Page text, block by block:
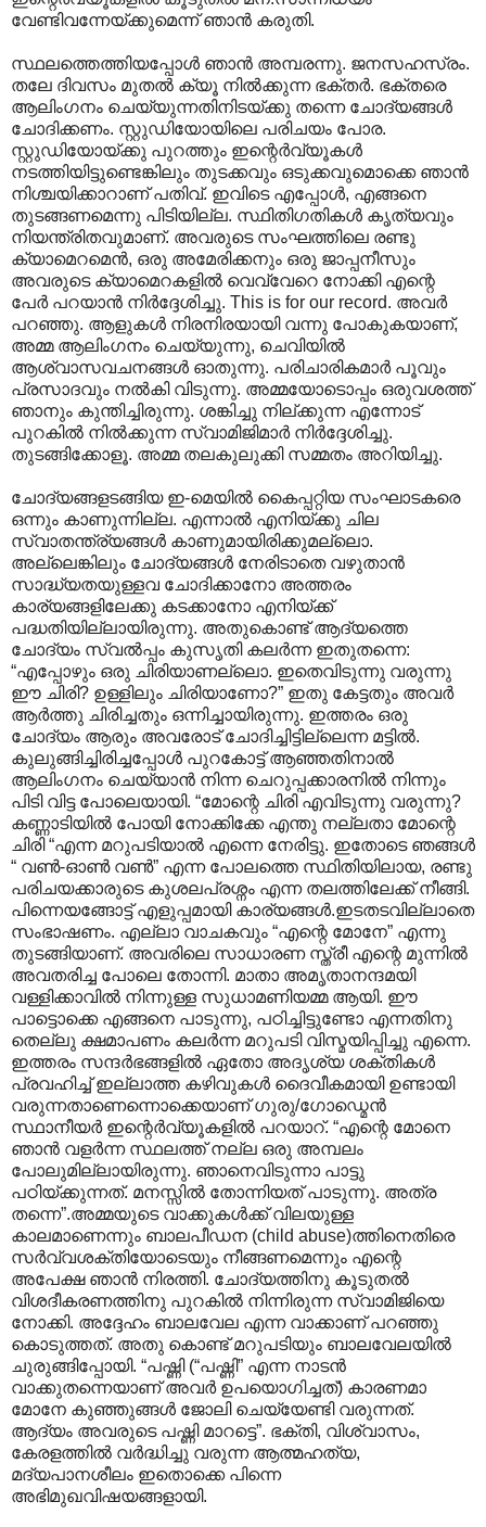
വേണ്ടിവന്നേയ്ക്കുമെന്ന് ഞാന്‍ കരുതി.
സ്ഥലത്തെത്തിയപ്പോള്‍ ഞാന്‍ അമ്പരന്നു. ജനസഹസ്രം.
തലേ ദിവസം മുതല്‍ ക്യൂ നില്‍ക്കുന്ന ഭക്തര്‍. ഭക്തരെ
ആലിംഗനം ചെയ്യുന്നതിനിടയ്ക്കു തന്നെ ചോദ്യങ്ങള്‍
ചോദിക്കണം. സ്റ്റുഡിയോയിലെ പരിചയം പോര.
സ്റ്റുഡിയോയ്ക്കു പുറത്തും ഇന്റെര്‍വ്യൂകള്‍
നടത്തിയിട്ടുണ്ടെങ്കിലും തുടക്കവും ഒടുക്കവുമൊക്കെ ഞാന്‍
നിശ്ചയിക്കാറാണ് പതിവ്. ഇവിടെ എപ്പോള്‍, എങ്ങനെ
തുടങ്ങണമെന്നു പിടിയില്ല. സ്ഥിതിഗതികള്‍ കൃത്യവും
നിയന്ത്രിതവുമാണ്. അവരുടെ സംഘത്തിലെ രണ്ടു
ക്യാമെറമെന്‍, ഒരു അമേരിക്കനും ഒരു ജാപ്പനീസും
അവരുടെ ക്യാമെറകളില്‍ വെവ്വേറെ നോക്കി എന്റെ
പേര്‍ പറയാന്‍ നിര്‍ദ്ദേശിച്ചു. This is for our record. അവര്‍
പറഞ്ഞു. ആളുകള്‍ നിരനിരയായി വന്നു പോകുകയാണ്,
അമ്മ ആലിംഗനം ചെയ്യുന്നു, ചെവിയില്‍
ആശ്വാസവചനങ്ങള്‍ ഓതുന്നു. പരിചാരികമാര്‍ പൂവും
പ്രസാദവും നല്‍കി വിടുന്നു. അമ്മയോടൊപ്പം ഒരുവശത്ത്
ഞാനും കുന്തിച്ചിരുന്നു. ശങ്കിച്ചു നില്ക്കുന്ന എന്നോട്
പുറകില്‍ നില്‍ക്കുന്ന സ്വാമിജിമാര്‍ നിര്‍ദ്ദേശിച്ചു.
തുടങ്ങിക്കോളൂ. അമ്മ തലകുലുക്കി സമ്മതം അറിയിച്ചു.
ചോദ്യങ്ങളടങ്ങിയ ഇ-മെയില്‍ കൈപ്പറ്റിയ സംഘാടകരെ
ഒന്നും കാണുന്നില്ല. എന്നാല്‍ എനിയ്ക്കു ചില
സ്വാതന്ത്ര്യങ്ങള്‍ കാണുമായിരിക്കുമല്ലൊ.
അല്ലെങ്കിലും ചോദ്യങ്ങള്‍ നേരിടാതെ വഴുതാന്‍
സാദ്ധ്യതയുള്ളവ ചോദിക്കാനോ അത്തരം
കാര്യങ്ങളിലേക്കു കടക്കാനോ എനിയ്ക്ക്
പദ്ധതിയില്ലായിരുന്നു. അതുകൊണ്ട് ആദ്യത്തെ
ചോദ്യം സ്വല്‍പ്പം കുസൃതി കലര്‍ന്ന ഇതുതന്നെ:
“എപ്പോഴും ഒരു ചിരിയാണല്ലൊ. ഇതെവിടുന്നു വരുന്നു
ഈ ചിരി? ഉള്ളിലും ചിരിയാണോ?” ഇതു കേട്ടതും അവര്‍
ആര്‍ത്തു ചിരിച്ചതും ഒന്നിച്ചായിരുന്നു. ഇത്തരം ഒരു
ചോദ്യം ആരും അവരോട് ചോദിച്ചിട്ടില്ലെന്ന മട്ടില്‍.
കുലുങ്ങിച്ചിരിച്ചപ്പോള്‍ പുറകോട്ട് ആഞ്ഞതിനാല്‍
ആലിംഗനം ചെയ്യാന്‍ നിന്ന ചെറുപ്പക്കാരനില്‍ നിന്നും
പിടി വിട്ട പോലെയായി. “മോന്റെ ചിരി എവിടുന്നു വരുന്നു?
കണ്ണാടിയില്‍ പോയി നോക്കിക്കേ എന്തു നല്ലതാ മോന്റെ
ചിരി “എന്ന മറുപടിയാല്‍ എന്നെ നേരിട്ടു. ഇതോടെ ഞങ്ങള്‍
“ വണ്‍-ഓണ്‍ വണ്‍” എന്ന പോലത്തെ സ്ഥിതിയിലായ, രണ്ടു
പരിചയക്കാരുടെ കുശലപ്രശ്നം എന്ന തലത്തിലേക്ക് നീങ്ങി.
പിന്നെയങ്ങോട്ട് എളുപ്പമായി കാര്യങ്ങള്‍.ഇടതടവില്ലാതെ
സംഭാഷണം. എല്ലാ വാചകവും “എന്റെ മോനേ” എന്നു
തുടങ്ങിയാണ്. അവരിലെ സാധാരണ സ്ത്രീ എന്റെ മുന്നില്‍
അവതരിച്ച പോലെ തോന്നി. മാതാ അമൃതാനന്ദമയി
വള്ളിക്കാവില്‍ നിന്നുള്ള സുധാമണിയമ്മ ആയി. ഈ
പാട്ടൊക്കെ എങ്ങനെ പാടുന്നു, പഠിച്ചിട്ടുണ്ടോ എന്നതിനു
തെല്ലു ക്ഷമാപണം കലര്‍ന്ന മറുപടി വിസ്മയിപ്പിച്ചു എന്നെ.
ഇത്തരം സന്ദര്‍ഭങ്ങളില്‍ ഏതോ അദൃശ്യ ശക്തികള്‍
പ്രവഹിച്ച് ഇല്ലാത്ത കഴിവുകള്‍ ദൈവീകമായി ഉണ്ടായി
വരുന്നതാണെന്നൊക്കെയാണ് ഗുരു/ഗോഡ്മെന്‍
സ്ഥാനീയര്‍ ഇന്റെര്‍വ്യൂകളില്‍ പറയാറ്. “എന്റെ മോനെ
ഞാന്‍ വളര്‍ന്ന സ്ഥലത്ത് നല്ല ഒരു അമ്പലം
പോലുമില്ലായിരുന്നു. ഞാനെവിടുന്നാ പാട്ടു
പഠിയ്ക്കുന്നത്. മനസ്സില്‍ തോന്നിയത് പാടുന്നു. അത്ര
തന്നെ”.‍അമ്മയുടെ വാക്കുകള്‍ക്ക് വിലയുള്ള
കാലമാണെന്നും ബാലപീഡന (child abuse)ത്തിനെതിരെ
സര്‍വ്വശക്തിയോടെയും നീങ്ങണമെന്നും എന്റെ
അപേക്ഷ ഞാന്‍ നിരത്തി. ചോദ്യത്തിനു കൂടുതല്‍
വിശദീകരണത്തിനു‍ പുറകില്‍ നിന്നിരുന്ന സ്വാമിജിയെ
നോക്കി. അദ്ദേഹം ബാലവേല എന്ന വാക്കാണ് പറഞ്ഞു
കൊടുത്തത്. അതു കൊണ്ട് മറുപടിയും ബാലവേലയില്‍‍
ചുരുങ്ങിപ്പോയി. “പഷ്ണി (“പഷ്ണി” എന്ന നാടന്‍
വാക്കുതന്നെയാണ് അവര്‍ ഉപയൊഗിച്ചത്) കാരണമാ
മോനേ കുഞ്ഞുങ്ങള്‍ ജോലി ചെയ്യേണ്ടി വരുന്നത്.
ആദ്യം അവരുടെ പഷ്ണി മാറട്ടെ”. ഭക്തി, വിശ്വാസം,
കേരളത്തില്‍ വര്‍ദ്ധിച്ചു വരുന്ന ആത്മഹത്യ,
മദ്യപാനശീലം ഇതൊക്കെ പിന്നെ
അഭിമുഖവിഷയങ്ങളായി.